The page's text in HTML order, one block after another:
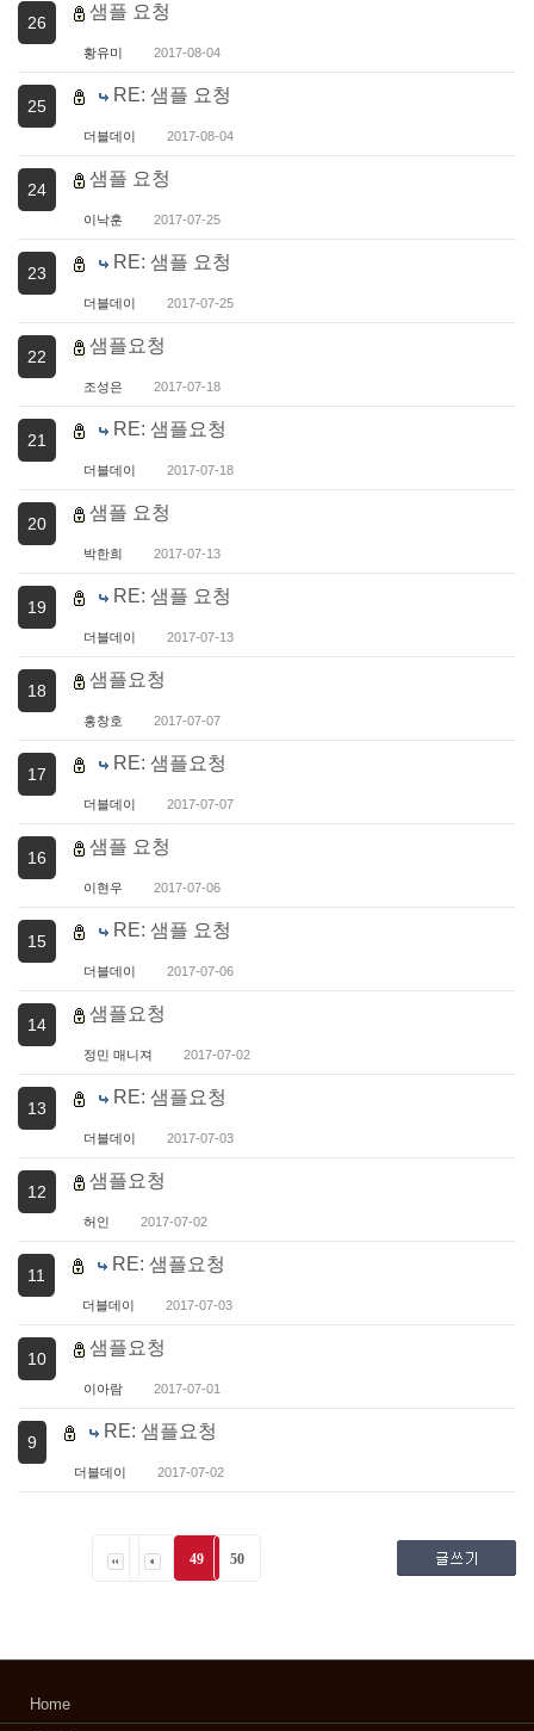
26
샘플 요청
황유미 2017-08-04
25
RE: 샘플 요청
더블데이 2017-08-04
24
샘플 요청
이낙훈 2017-07-25
23
RE: 샘플 요청
더블데이 2017-07-25
22
샘플요청
조성은 2017-07-18
21
RE: 샘플요청
더블데이 2017-07-18
20
샘플 요청
박한희 2017-07-13
19
RE: 샘플 요청
더블데이 2017-07-13
18
샘플요청
홍창호 2017-07-07
17
RE: 샘플요청
더블데이 2017-07-07
16
샘플 요청
이현우 2017-07-06
15
RE: 샘플 요청
더블데이 2017-07-06
14
샘플요청
정민 매니져 2017-07-02
13
RE: 샘플요청
더블데이 2017-07-03
12
샘플요청
허인 2017-07-02
11
RE: 샘플요청
더블데이 2017-07-03
10
샘플요청
이아람 2017-07-01
9
RE: 샘플요청
더블데이 2017-07-02
49 50
Home